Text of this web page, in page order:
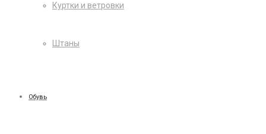
Куртки и ветровки
Штаны
Обувь